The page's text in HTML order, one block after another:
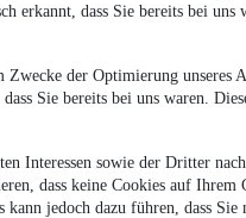
erkannt, dass Sie bereits bei
der Optimierung unseres
Sie bereits bei uns waren.
Interessen sowie der Dritter
dass keine Cookies auf Ihrem
jedoch dazu führen, dass Sie